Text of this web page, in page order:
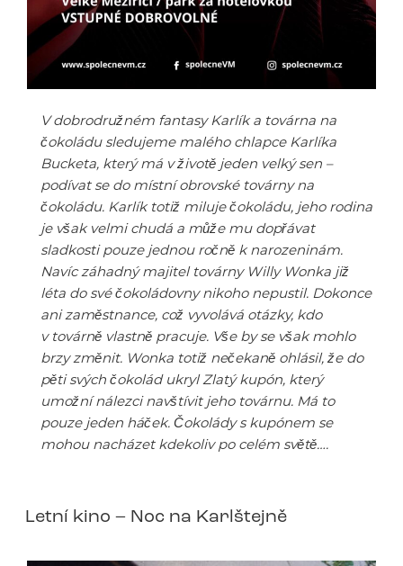
V dobrodružném fantasy Karlík a továrna na
čokoládu sledujeme malého chlapce Karlíka
Bucketa, který má v životě jeden velký sen –
podívat se do místní obrovské továrny na
čokoládu. Karlík totiž miluje čokoládu, jeho rodina
je však velmi chudá a může mu dopřávat
sladkosti pouze jednou ročně k narozeninám.
Navíc záhadný majitel továrny Willy Wonka již
léta do své čokoládovny nikoho nepustil. Dokonce
ani zaměstnance, což vyvolává otázky, kdo
v továrně vlastně pracuje. Vše by se však mohlo
brzy změnit. Wonka totiž nečekaně ohlásil, že do
pěti svých čokolád ukryl Zlatý kupón, který
umožní nálezci navštívit jeho továrnu. Má to
pouze jeden háček. Čokolády s kupónem se
mohou nacházet kdekoliv po celém světě….
Letní kino – Noc na Karlštejně